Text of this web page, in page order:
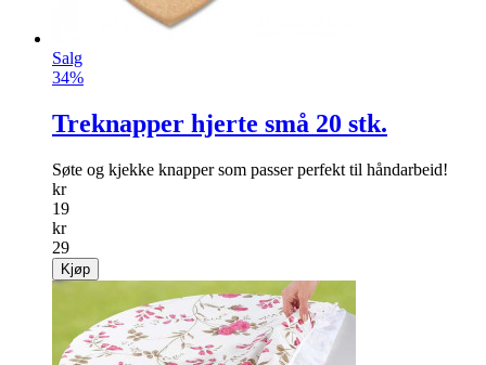
Salg
34%
Treknapper hjerte små 20 stk.
Søte og kjekke knapper som passer perfekt til håndarbeid!
kr
19
kr
29
Kjøp